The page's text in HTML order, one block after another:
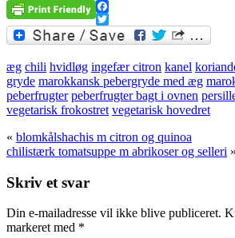
Facebook
Twitter
æg chili hvidløg ingefær citron kanel
gryde marokkansk pebergryde med æg
peberfrugter peberfrugter bagt i ovnen
vegetarisk frokostret vegetarisk hovedret
« blomkålshachis m citron og quinoa
chilistærk tomatsuppe m abrikoser og selleri »
Skriv et svar
Din e-mailadresse vil ikke blive publiceret.
markeret med *